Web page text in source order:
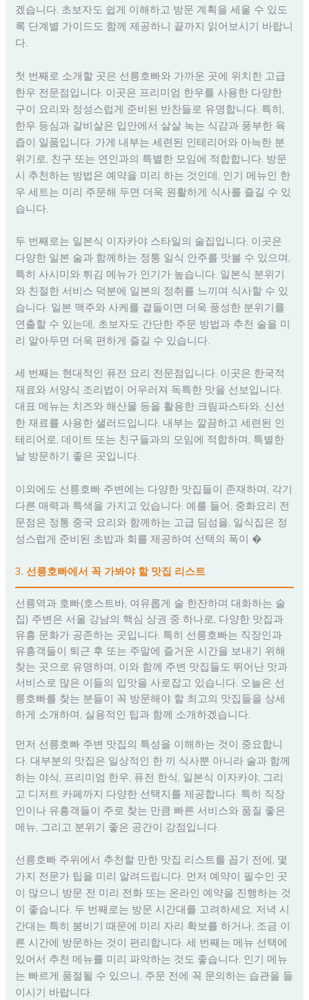
겠습니다. 초보자도 쉽게 이해하고 방문 계획을 세울 수 있도
록 단계별 가이드도 함께 제공하니 끝까지 읽어보시기 바랍니
다.
첫 번째로 소개할 곳은 선릉호빠와 가까운 곳에 위치한 고급
한우 전문점입니다. 이곳은 프리미엄 한우를 사용한 다양한
구이 요리와 정성스럽게 준비된 반찬들로 유명합니다. 특히,
한우 등심과 갈비살은 입안에서 살살 녹는 식감과 풍부한 육
즙이 일품입니다. 가게 내부는 세련된 인테리어와 아늑한 분
위기로, 친구 또는 연인과의 특별한 모임에 적합합니다. 방문
시 추천하는 방법은 예약을 미리 하는 것인데, 인기 메뉴인 한
우 세트는 미리 주문해 두면 더욱 원활하게 식사를 즐길 수 있
습니다.
두 번째로는 일본식 이자카야 스타일의 술집입니다. 이곳은
다양한 일본 술과 함께하는 정통 일식 안주를 맛볼 수 있으며,
특히 사시미와 튀김 메뉴가 인기가 높습니다. 일본식 분위기
와 친절한 서비스 덕분에 일본의 정취를 느끼며 식사할 수 있
습니다. 일본 맥주와 사케를 곁들이면 더욱 풍성한 분위기를
연출할 수 있는데, 초보자도 간단한 주문 방법과 추천 술을 미
리 알아두면 더욱 편하게 즐길 수 있습니다.
세 번째는 현대적인 퓨전 요리 전문점입니다. 이곳은 한국적
재료와 서양식 조리법이 어우러져 독특한 맛을 선보입니다.
대표 메뉴는 치즈와 해산물 등을 활용한 크림파스타와, 신선
한 재료를 사용한 샐러드입니다. 내부는 깔끔하고 세련된 인
테리어로, 데이트 또는 친구들과의 모임에 적합하며, 특별한
날 방문하기 좋은 곳입니다.
이외에도 선릉호빠 주변에는 다양한 맛집들이 존재하며, 각기
다른 매력과 특색을 가지고 있습니다. 예를 들어, 중화요리 전
문점은 정통 중국 요리와 함께하는 고급 딤섬을, 일식집은 정
성스럽게 준비된 초밥과 회를 제공하여 선택의 폭이 �
3. 선릉호빠에서 꼭 가봐야 할 맛집 리스트
선릉역과 호빠(호스트바, 여유롭게 술 한잔하며 대화하는 술
집) 주변은 서울 강남의 핵심 상권 중 하나로, 다양한 맛집과
유흥 문화가 공존하는 곳입니다. 특히 선릉호빠는 직장인과
유흥객들이 퇴근 후 또는 주말에 즐거운 시간을 보내기 위해
찾는 곳으로 유명하며, 이와 함께 주변 맛집들도 뛰어난 맛과
서비스로 많은 이들의 입맛을 사로잡고 있습니다. 오늘은 선
릉호빠를 찾는 분들이 꼭 방문해야 할 최고의 맛집들을 상세
하게 소개하며, 실용적인 팁과 함께 소개하겠습니다.
먼저 선릉호빠 주변 맛집의 특성을 이해하는 것이 중요합니
다. 대부분의 맛집은 일상적인 한 끼 식사뿐 아니라 술과 함께
하는 야식, 프리미엄 한우, 퓨전 한식, 일본식 이자카야, 그리
고 디저트 카페까지 다양한 선택지를 제공합니다. 특히 직장
인이나 유흥객들이 주로 찾는 만큼 빠른 서비스와 품질 좋은
메뉴, 그리고 분위기 좋은 공간이 강점입니다.
선릉호빠 주위에서 추천할 만한 맛집 리스트를 꼽기 전에, 몇
가지 전문가 팁을 미리 알려드립니다. 먼저 예약이 필수인 곳
이 많으니 방문 전 미리 전화 또는 온라인 예약을 진행하는 것
이 좋습니다. 두 번째로는 방문 시간대를 고려하세요. 저녁 시
간대는 특히 붐비기 때문에 미리 자리 확보를 하거나, 조금 이
른 시간에 방문하는 것이 편리합니다. 세 번째는 메뉴 선택에
있어서 추천 메뉴를 미리 파악하는 것도 좋습니다. 인기 메뉴
는 빠르게 품절될 수 있으니, 주문 전에 꼭 문의하는 습관을 들
이시기 바랍니다.